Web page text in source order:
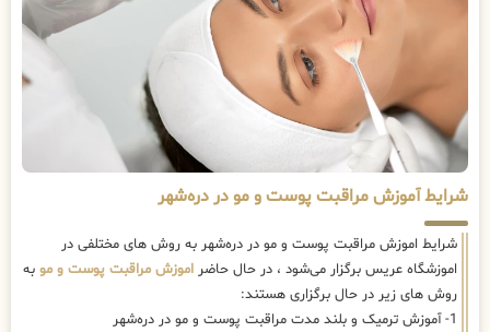
شرایط آموزش مراقبت پوست و مو در دره‌شهر
شرایط اموزش مراقبت پوست و مو در دره‌شهر به روش های مختلفی در
اموزشگاه عریس برگزار می‌شود ، در حال حاضر اموزش مراقبت پوست و مو به
روش های زیر در حال برگزاری هستند:
1- آموزش ترمیک و بلند مدت مراقبت پوست و مو در دره‌شهر